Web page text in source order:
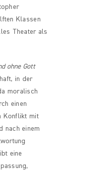
Klassen
Theater als
ohne Gott
in der
moralisch
einen
Konflikt mit
nach einem
eine